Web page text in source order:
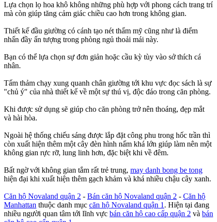
Lựa chọn lọ hoa khô không những phù hợp với phong cách trang trí
mà còn giúp tăng cảm giác chiều cao hơn trong không gian.
Thiết kế đầu giường có cánh tạo nét thẩm mỹ cũng như là điểm
nhấn đầy ấn tượng trong phòng ngủ thoải mái này.
Bạn có thể lựa chọn sự đơn giản hoặc cầu kỳ tùy vào sở thích cá
nhân.
Tấm thảm chạy xung quanh chân giường tới khu vực đọc sách là sự
"chủ ý" của nhà thiết kế về một sự thú vị, độc đáo trong căn phòng.
Khi được sử dụng sẽ giúp cho căn phòng trở nên thoáng, đẹp mắt
và hài hòa.
Ngoài hệ thống chiếu sáng được lắp đặt công phu trong hốc trần thì
còn xuất hiện thêm một cây đèn hình nấm khá lớn giúp làm nên một
không gian rực rỡ, lung linh hơn, đặc biệt khi về đêm.
Bất ngờ với không gian tắm rất trẻ trung, may danh bong be tong
hiện đại khi xuất hiện thêm gạch khảm và khá nhiều chậu cây xanh.
Căn hộ Novaland quận 2 - Bán căn hộ Novaland quận 2 - Căn hộ
Manhattan thuộc danh mục căn hộ Novaland quận 1 . Hiện tại đang
nhiều người quan tâm tới lĩnh vực bán căn hộ cao cấp quận 2 và bán